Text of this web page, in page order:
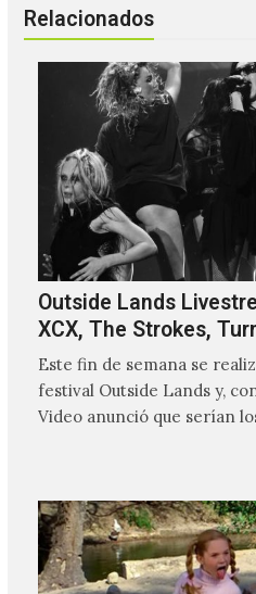
Relacionados
Outside Lands
XCX, The Strokes,
Este fin de semana se
festival Outside Lands y,
Video anunció que serían